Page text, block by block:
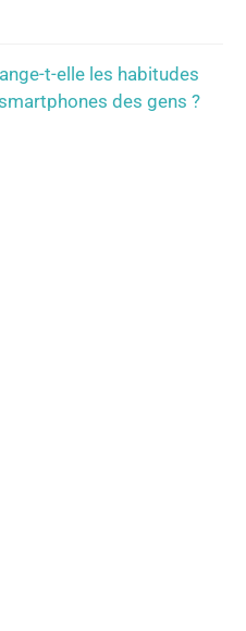
t-elle les habitudes
des gens ?